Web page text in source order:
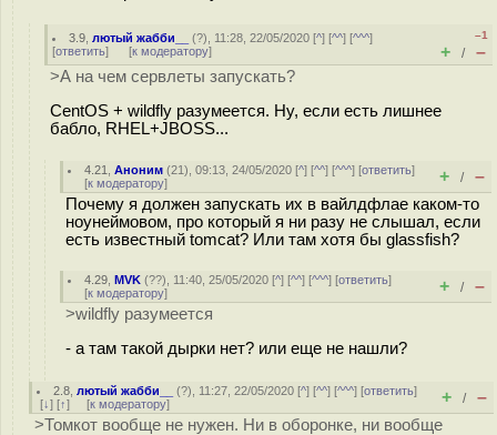
3.9 ,лютый жабби__ (?), 11:28, 22/05/2020 [^] [^^] [^^^]
[ответить] [к модератору]
–1
+ / –
>А на чем сервлеты запускать?
CentOS + wildfly разумеется. Ну, если есть лишнее
бабло, RHEL+JBOSS...
4.21 ,Аноним (21), 09:13, 24/05/2020 [^] [^^] [^^^] [ответить]
[к модератору] + / –
Почему я должен запускать их в вайлдфлае каком-то
ноунеймовом, про который я ни разу не слышал, если
есть известный tomcat? Или там хотя бы glassfish?
4.29 ,MVK (??), 11:40, 25/05/2020 [^] [^^] [^^^] [ответить]
[к модератору] + / –
>wildfly разумеется
- а там такой дырки нет? или еще не нашли?
2.8 ,лютый жабби__ (?), 11:27, 22/05/2020 [^] [^^] [^^^] [ответить]
[↓] [↑] [к модератору] + / –
>Томкот вообще не нужен. Ни в оборонке, ни вообще